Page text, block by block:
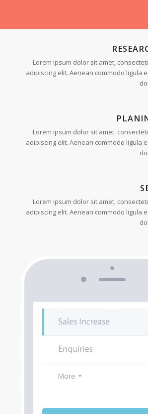
Lorem ipsum dolor sit amet,
adipiscing elit. Aenean commodo ligula
Lorem ipsum dolor sit amet,
adipiscing elit. Aenean commodo ligula
Lorem ipsum dolor sit amet,
adipiscing elit. Aenean commodo ligula